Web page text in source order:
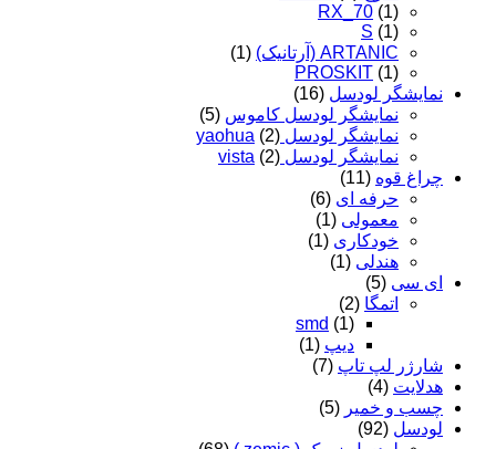
RX_70 (1)
S (1)
ARTANIC (آرتانیک)
(1)
PROSKIT (1)
نمایشگر لودسل (16)
نمایشگر لودسل کاموس (5)
نمایشگر لودسل yaohua (2)
نمایشگر لودسل vista (2)
چراغ قوه (11)
حرفه ای (6)
معمولی (1)
خودکاری (1)
هندلی (1)
ای سی (5)
اتمگا (2)
smd (1)
دیپ (1)
شارژر لپ تاپ (7)
هدلایت (4)
چسب و خمیر (5)
لودسل (92)